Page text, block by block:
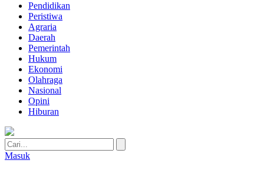
Pendidikan
Peristiwa
Agraria
Daerah
Pemerintah
Hukum
Ekonomi
Olahraga
Nasional
Opini
Hiburan
Masuk